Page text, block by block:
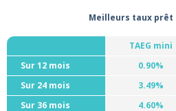
Meilleurs taux prêt
TAEG mini
Sur 12 mois
0.90%
Sur 24 mois
3.49%
Sur 36 mois
4.60%